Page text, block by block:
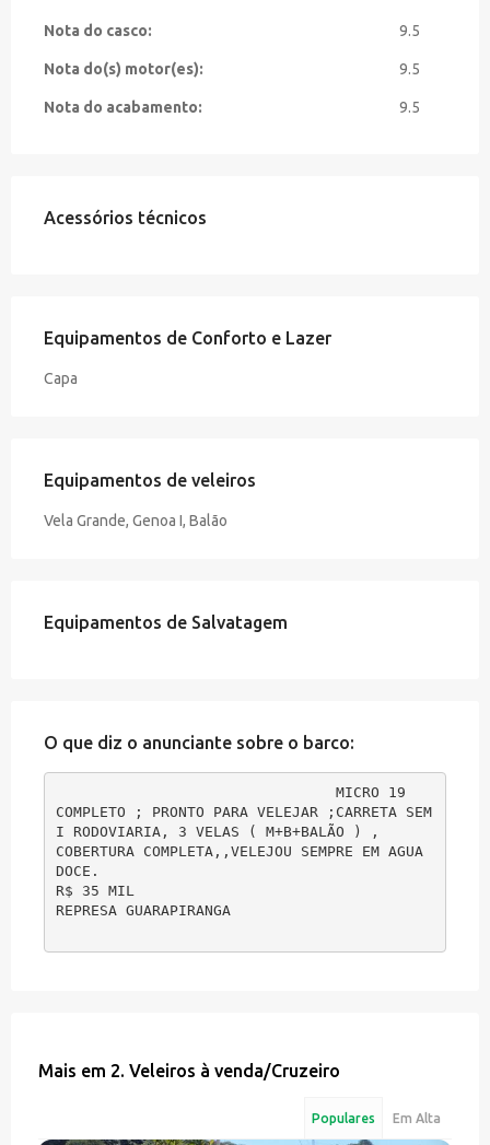
Nota do casco: 9.5
Nota do(s) motor(es): 9.5
Nota do acabamento: 9.5
Acessórios técnicos
Equipamentos de Conforto e Lazer
Capa
Equipamentos de veleiros
Vela Grande, Genoa I, Balão
Equipamentos de Salvatagem
O que diz o anunciante sobre o barco:
MICRO 19
COMPLETO ; PRONTO PARA VELEJAR ;CARRETA SEM
I RODOVIARIA, 3 VELAS ( M+B+BALÃO ) ,
COBERTURA COMPLETA,,VELEJOU SEMPRE EM AGUA
DOCE.
R$ 35 MIL
REPRESA GUARAPIRANGA
Mais em 2. Veleiros à venda/Cruzeiro
Populares Em Alta